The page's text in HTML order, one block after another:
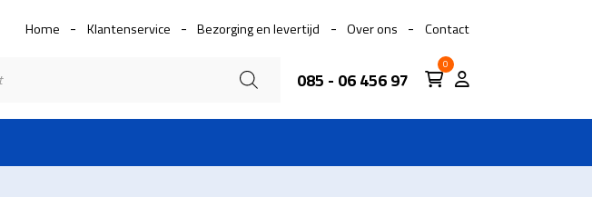
Home Klantenservice Bezorging en levertijd Over ons Contact
085 - 06 456 97
0